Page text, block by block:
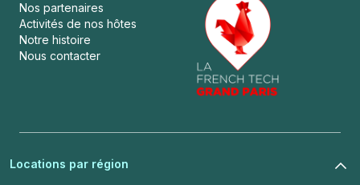
Nos partenaires
Activités de nos hôtes
Notre histoire
Nous contacter
Locations par région